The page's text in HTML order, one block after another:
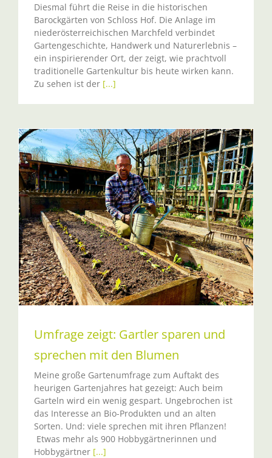
Diesmal führt die Reise in die historischen
Barockgärten von Schloss Hof. Die Anlage im
niederösterreichischen Marchfeld verbindet
Gartengeschichte, Handwerk und Naturerlebnis –
ein inspirierender Ort, der zeigt, wie prachtvoll
traditionelle Gartenkultur bis heute wirken kann.
Zu sehen ist der [...]
Umfrage zeigt: Gartler sparen und
sprechen mit den Blumen
Meine große Gartenumfrage zum Auftakt des
heurigen Gartenjahres hat gezeigt: Auch beim
Garteln wird ein wenig gespart. Ungebrochen ist
das Interesse an Bio-Produkten und an alten
Sorten. Und: viele sprechen mit ihren Pflanzen!
Etwas mehr als 900 Hobbygärtnerinnen und
Hobbygärtner [...]